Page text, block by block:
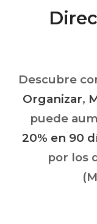
Descubre
Organizar,
puede
20% en 90
por los